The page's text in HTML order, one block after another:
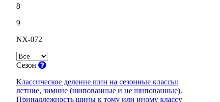
8
9
NX-072
Сезон
Классическое деление шин на сезонные классы:
летние, зимние (шипованные и не шипованные).
Принадлежность шины к тому или иному классу